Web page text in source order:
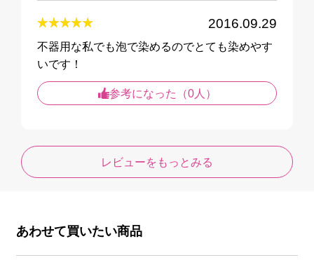
2016.09.29
不器用な私でも泡で染めるのでとても染めやす
いです！
参考になった（0人）
レビューをもっとみる
あわせて買いたい商品